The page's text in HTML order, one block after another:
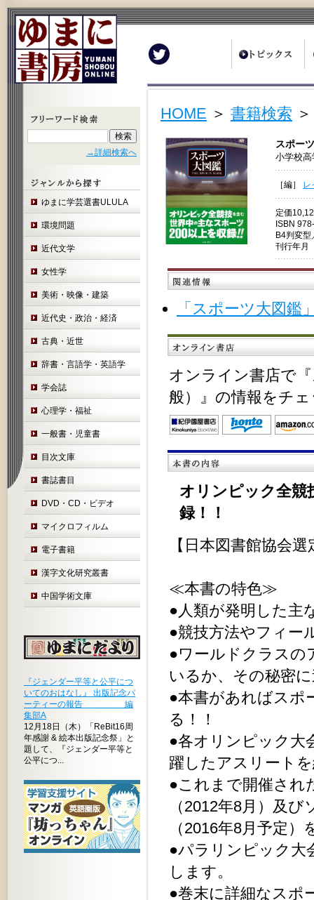
→詳細検索へ
ゆまに学芸選書ULULA
環境問題
近代文学
女性学
美術・映像・建築
近代史・政治・経済
古典・近世
辞書・言語学・英語学
学会誌
心理学・福祉
一般書・児童書
目次文庫
書誌書目
DVD・CD・ビデオ
マイクロフィルム
電子書籍
漢字文化研究叢書
中国学術文庫
『ジェンダー平等と公平につ
いてのおはなし』 出版記念パ
ーティーの報告 編
集部A
12月18日（木）「ReBit16周
年感謝 & 絵本出版記念祭」と
題して、『ジェンダー平等と
公平につ...
HOME ＞ 書籍検索
スポー
小学校
［編］ レ
定価
ISBN
B4判変
刊行年
「スポーツ大図
オンライン書店で
般）』の情報をチ
オリンピック全競
録！！
【日本図書館協会
≪本書の特色≫
●人類が発明した主
●競技方法やフィー
●ワールドクラスの
いるか、その秘密
●本書があればスポ
る！！
●各オリンピック大
躍したアスリート
●これまで開催され
（2012年8月）及
（2016年8月予定
●パラリンピック大
します。
●巻末に詳細なスポ